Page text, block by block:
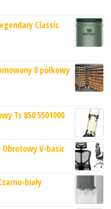
Classic
8 półkowy
Ts 850 5501000
V-basic
biały